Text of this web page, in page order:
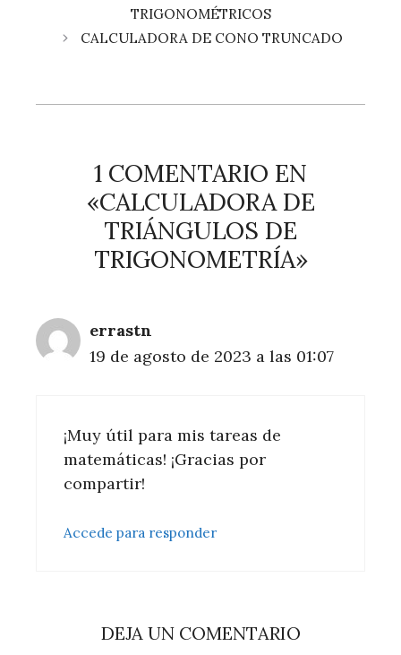
TRIGONOMÉTRICOS
CALCULADORA DE CONO TRUNCADO
1 COMENTARIO EN
«CALCULADORA DE
TRIÁNGULOS DE
TRIGONOMETRÍA»
errastn
19 de agosto de 2023 a las 01:07
¡Muy útil para mis tareas de
matemáticas! ¡Gracias por
compartir!
Accede para responder
DEJA UN COMENTARIO